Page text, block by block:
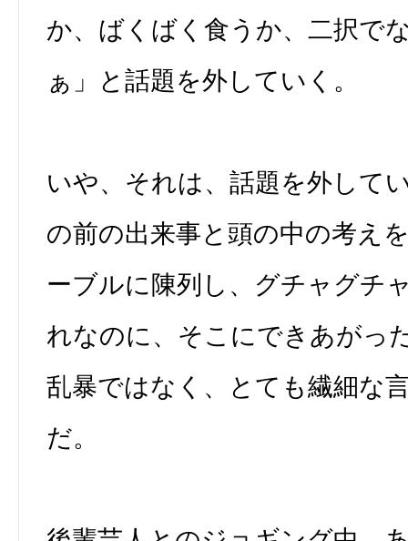
か、ばくばく食うか、二択で
ぁ」と話題を外していく。
いや、それは、話題を外して
の前の出来事と頭の中の考え
ーブルに陳列し、グチャグチ
れなのに、そこにできあがっ
乱暴ではなく、とても繊細な
だ。